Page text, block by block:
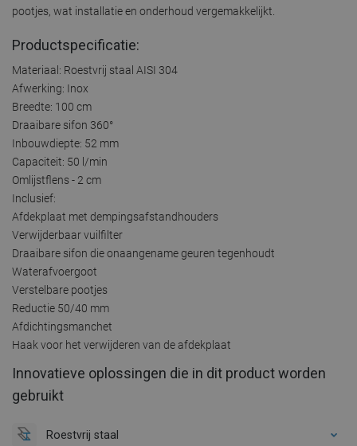
pootjes, wat installatie en onderhoud vergemakkelijkt.
Productspecificatie:
Materiaal: Roestvrij staal AISI 304
Afwerking: Inox
Breedte: 100 cm
Draaibare sifon 360°
Inbouwdiepte: 52 mm
Capaciteit: 50 l/min
Omlijstflens - 2 cm
Inclusief:
Afdekplaat met dempingsafstandhouders
Verwijderbaar vuilfilter
Draaibare sifon die onaangename geuren tegenhoudt
Waterafvoergoot
Verstelbare pootjes
Reductie 50/40 mm
Afdichtingsmanchet
Haak voor het verwijderen van de afdekplaat
Innovatieve oplossingen die in dit product worden
gebruikt
Roestvrij staal